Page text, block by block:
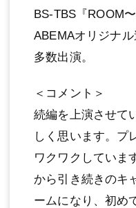
BS-TBS『ROOM
ABEMAオリジナ
多数出演。
＜コメント＞
続編を上演させて
しく思います。プ
ワクワクしていま
から引き続きのキ
ームになり、初め